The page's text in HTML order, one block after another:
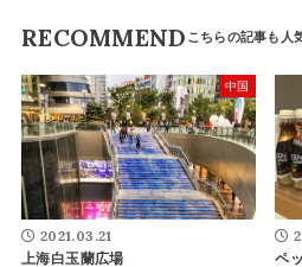
RECOMMEND
中国
2021.03.21
上海白玉蘭広場 ペ